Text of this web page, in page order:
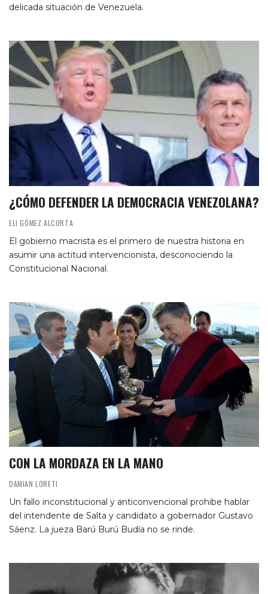
delicada situación de Venezuela.
¿CÓMO DEFENDER LA DEMOCRACIA VENEZOLANA?
ELI GÓMEZ ALCORTA
El gobierno macrista es el primero de nuestra historia en
asumir una actitud intervencionista, desconociendo la
Constitucional Nacional.
CON LA MORDAZA EN LA MANO
DAMIAN LORETI
Un fallo inconstitucional y anticonvencional prohibe hablar
del intendente de Salta y candidato a gobernador Gustavo
Sáenz. La jueza Barú Burú Budía no se rinde.